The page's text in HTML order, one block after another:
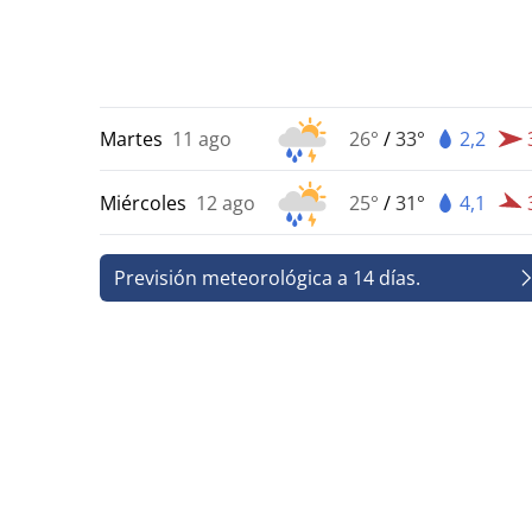
Martes 11 ago 26° /33° 2,2
Miércoles 12 ago 25° /31° 4,1
Previsión meteorológica a 14 días.